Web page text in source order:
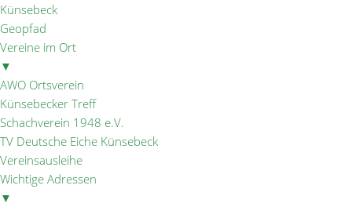
Künsebeck
Geopfad
Vereine im Ort
▼
AWO Ortsverein
Künsebecker Treff
Schachverein 1948 e.V.
TV Deutsche Eiche Künsebeck
Vereinsausleihe
Wichtige Adressen
▼